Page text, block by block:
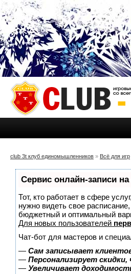
club 3t клуб единомышленников » Всё для игр
Сервис онлайн-записи
Тот, кто работает в сфере
нужно видеть свое
бюджетный и оптимальный
Для новых пользователей
Чат-бот для мастеров и
— Сам записывает
— Персонализирует
— Увеличивает